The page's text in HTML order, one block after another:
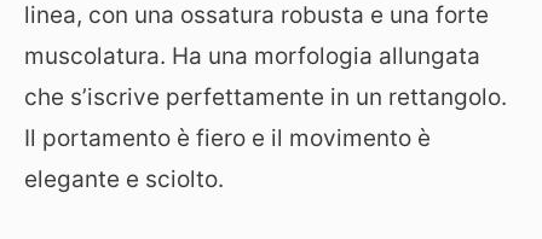
linea, con una ossatura robusta e una forte
muscolatura. Ha una morfologia allungata
che s’iscrive perfettamente in un rettangolo.
Il portamento è fiero e il movimento è
elegante e sciolto.